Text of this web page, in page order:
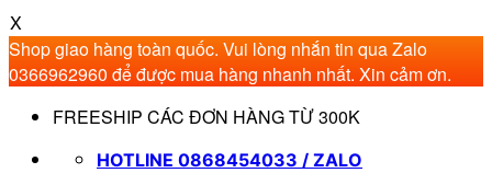
X
Shop giao hàng toàn quốc. Vui lòng nhắn tin qua Zalo
0366962960 để được mua hàng nhanh nhất. Xin cảm ơn.
qua
FREESHIP CÁC ĐƠN HÀNG TỪ 300K
HOTLINE 0868454033 / ZALO